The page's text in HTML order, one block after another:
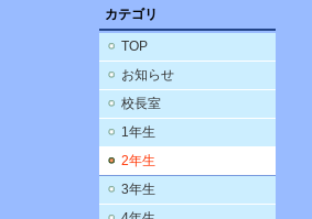
カテゴリ
TOP
お知らせ
校長室
1年生
2年生
3年生